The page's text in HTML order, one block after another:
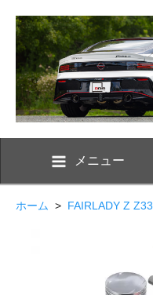
メニュー
ホーム > FAIRLADY Z Z33